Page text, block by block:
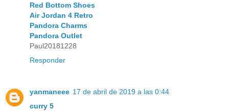
Red Bottom Shoes
Air Jordan 4 Retro
Pandora Charms
Pandora Outlet
Paul20181228
Responder
yanmaneee 17 de abril de 2019 a las 0:44
curry 5